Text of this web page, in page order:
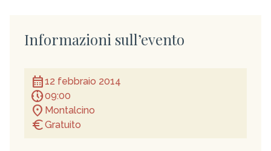
Informazioni sull’evento
calendar_month12 febbraio 2014
nest_clock_farsight_analog09:00
location_on Montalcino
euroGratuito